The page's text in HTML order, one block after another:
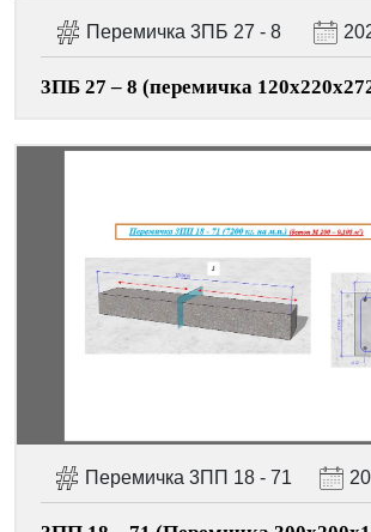
Перемичка 3ПБ 27 - 8
3ПБ 27 – 8 (перемичка
Перемичка 3ПП 18 - 71